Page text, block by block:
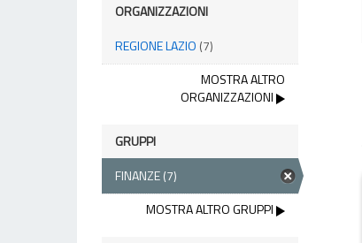
ORGANIZZAZIONI
REGIONE LAZIO (7)
MOSTRA ALTRO
ORGANIZZAZIONI
GRUPPI
FINANZE(7)
MOSTRA ALTRO GRUPPI